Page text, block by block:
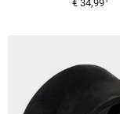
€ 34,99